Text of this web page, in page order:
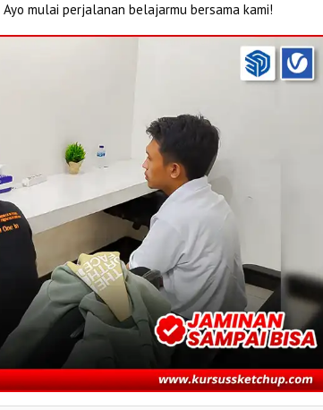
Ayo mulai perjalanan belajarmu bersama kami!